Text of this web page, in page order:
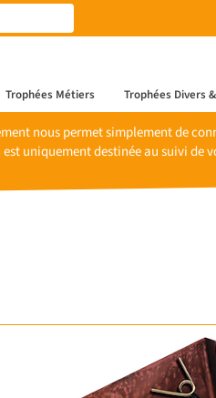
Trophées Métiers Trophées Divers
nous permet simplement de
uniquement destinée au suivi de